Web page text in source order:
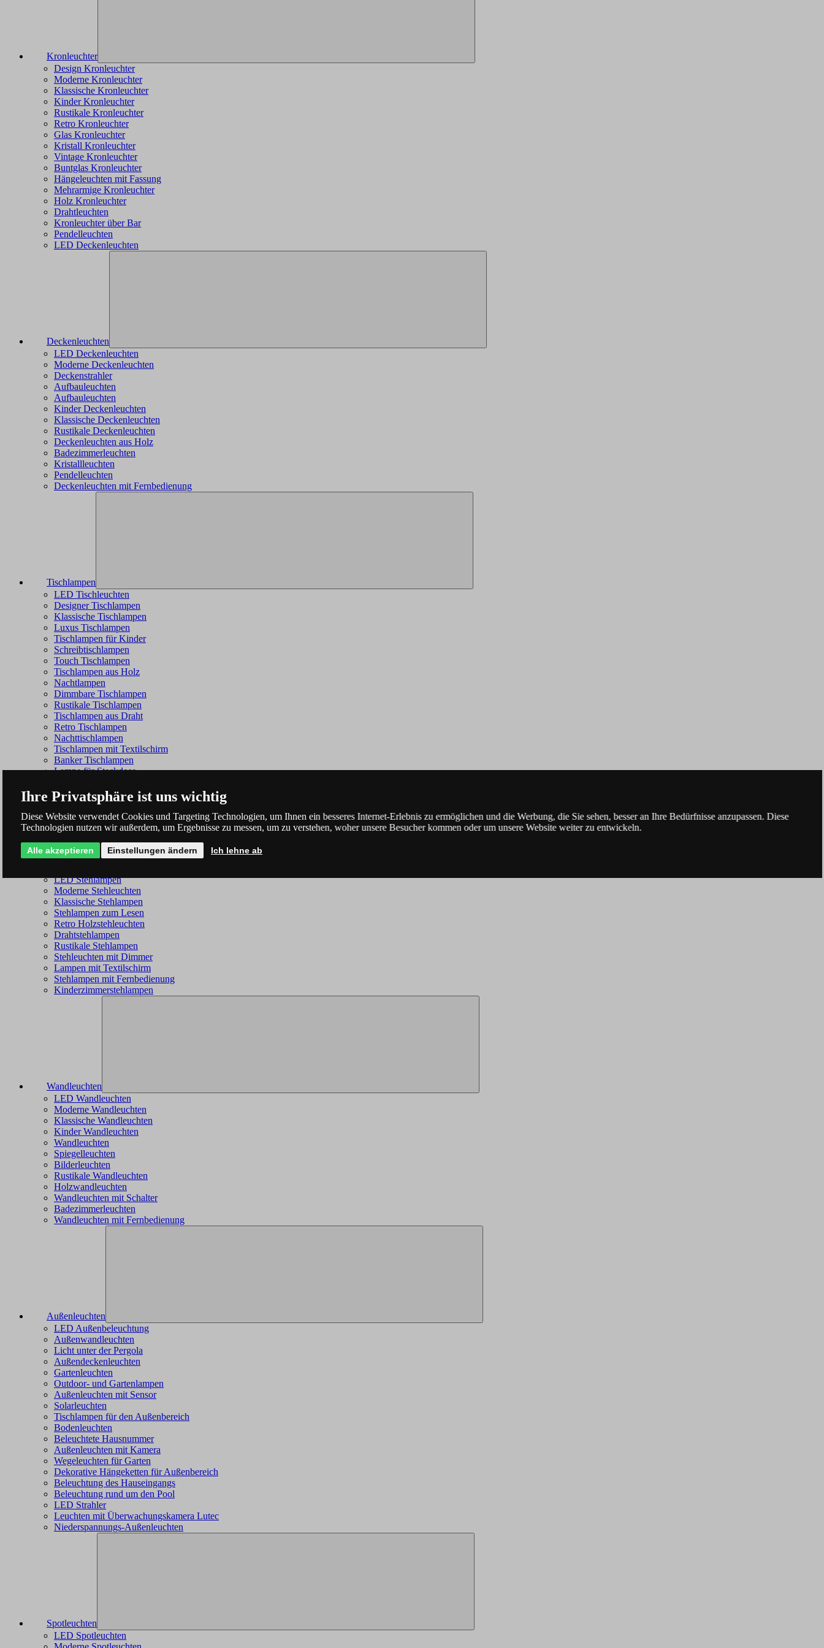
Kronleuchter
Design Kronleuchter
Moderne Kronleuchter
Klassische Kronleuchter
Kinder Kronleuchter
Rustikale Kronleuchter
Retro Kronleuchter
Glas Kronleuchter
Kristall Kronleuchter
Vintage Kronleuchter
Buntglas Kronleuchter
Hängeleuchten mit Fassung
Mehrarmige Kronleuchter
Holz Kronleuchter
Drahtleuchten
Kronleuchter über Bar
Pendelleuchten
LED Deckenleuchten
Deckenleuchten
LED Deckenleuchten
Moderne Deckenleuchten
Deckenstrahler
Aufbauleuchten
Aufbauleuchten
Kinder Deckenleuchten
Klassische Deckenleuchten
Rustikale Deckenleuchten
Deckenleuchten aus Holz
Badezimmerleuchten
Kristallleuchten
Pendelleuchten
Deckenleuchten mit Fernbedienung
Tischlampen
LED Tischleuchten
Designer Tischlampen
Klassische Tischlampen
Luxus Tischlampen
Tischlampen für Kinder
Schreibtischlampen
Touch Tischlampen
Tischlampen aus Holz
Nachtlampen
Dimmbare Tischlampen
Rustikale Tischlampen
Tischlampen aus Draht
Retro Tischlampen
Nachttischlampen
Tischlampen mit Textilschirm
Banker Tischlampen
Lampe für Steckdose
LED Stehlampen
Moderne Stehleuchten
Klassische Stehlampen
Stehlampen zum Lesen
Retro Holzstehleuchten
Drahtstehlampen
Rustikale Stehlampen
Stehleuchten mit Dimmer
Lampen mit Textilschirm
Stehlampen mit Fernbedienung
Kinderzimmerstehlampen
Wandleuchten
LED Wandleuchten
Moderne Wandleuchten
Klassische Wandleuchten
Kinder Wandleuchten
Wandleuchten
Spiegelleuchten
Bilderleuchten
Rustikale Wandleuchten
Holzwandleuchten
Wandleuchten mit Schalter
Badezimmerleuchten
Wandleuchten mit Fernbedienung
Außenleuchten
LED Außenbeleuchtung
Außenwandleuchten
Licht unter der Pergola
Außendeckenleuchten
Gartenleuchten
Outdoor- und Gartenlampen
Außenleuchten mit Sensor
Solarleuchten
Tischlampen für den Außenbereich
Bodenleuchten
Beleuchtete Hausnummer
Außenleuchten mit Kamera
Wegeleuchten für Garten
Dekorative Hängeketten für Außenbereich
Beleuchtung des Hauseingangs
Beleuchtung rund um den Pool
LED Strahler
Leuchten mit Überwachungskamera Lutec
Niederspannungs-Außenleuchten
Spotleuchten
LED Spotleuchten
Ihre Privatsphäre ist uns wichtig
Diese Website verwendet Cookies und Targeting Technologien, um Ihnen ein besseres Internet-Erlebnis zu ermöglichen und die Werbung, die Sie sehen, besser an Ihre Bedürfnisse anzupassen. Diese
Technologien nutzen wir außerdem, um Ergebnisse zu messen, um zu verstehen, woher unsere Besucher kommen oder um unsere Website weiter zu entwickeln.
Alle akzeptieren Einstellungen ändern Ich lehne ab